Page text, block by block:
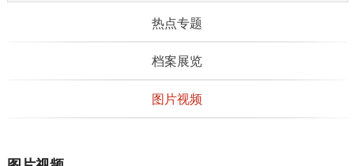
热点专题
档案展览
图片视频